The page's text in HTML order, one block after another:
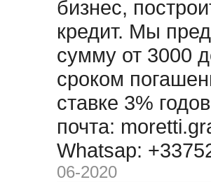
бизнес,
кредит. Мы
сумму от 3000
сроком
ставке 3%
почта:
Whatsap:
06-2020